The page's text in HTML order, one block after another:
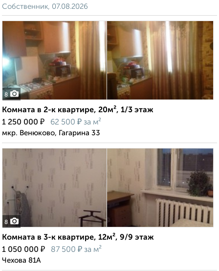
Собственник, 07.08.2026
8
Комната в 2-к квартире, 20м², 1/3 этаж
1 250 000 ₽ 62 500 ₽ за м²
мкр. Венюково, Гагарина 33
8
Комната в 3-к квартире, 12м², 9/9 этаж
1 050 000 ₽ 87 500 ₽ за м²
Чехова 81А